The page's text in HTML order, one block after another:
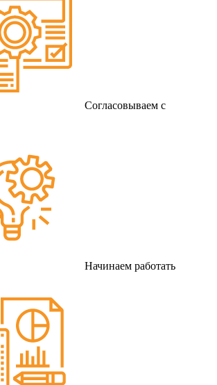
Согласовываем с
Начинаем работать